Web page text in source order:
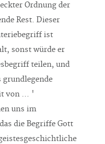
Ordnung der
Rest. Dieser
ist
sonst würde er
teilen, und
von … '
uns im
die Begriffe Gott